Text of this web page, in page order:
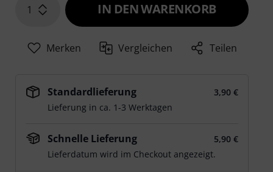
1 IN DEN WARENKORB
Merken Vergleichen Teilen
Standardlieferung
3,90 €
Lieferung in ca. 1-3 Werktagen
Schnelle Lieferung
5,90 €
Lieferdatum wird im Checkout angezeigt.